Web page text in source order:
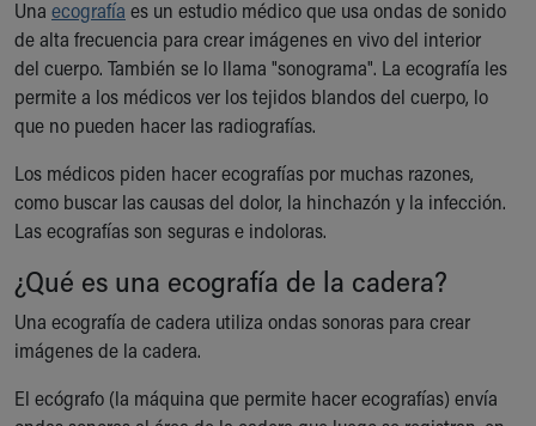
Ronald McDonald House Care Mobile
Health Centers
Symptom Checker
Financial Services
Price Estimates
Sports Health Services Provider for Akron Zips
New Parents
Find a Pediatrics Location
Find a Pediatrician
Make an Appointment
Breastfeeding Medicine
Child Passenger Safety
Safe Sleep for Babies
Una ecografía es un estudio médico que usa ondas de sonido
de alta frecuencia para crear imágenes en vivo del interior
del cuerpo. También se lo llama "sonograma". La ecografía les
permite a los médicos ver los tejidos blandos del cuerpo, lo
que no pueden hacer las radiografías.
Los médicos piden hacer ecografías por muchas razones,
como buscar las causas del dolor, la hinchazón y la infección.
Las ecografías son seguras e indoloras.
¿Qué es una ecografía de la cadera?
Una ecografía de cadera utiliza ondas sonoras para crear
imágenes de la cadera.
El ecógrafo (la máquina que permite hacer ecografías) envía